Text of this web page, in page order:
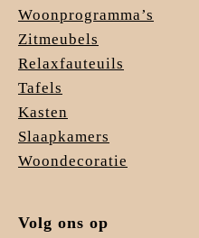
Woonprogramma’s
Zitmeubels
Relaxfauteuils
Tafels
Kasten
Slaapkamers
Woondecoratie
Volg ons op